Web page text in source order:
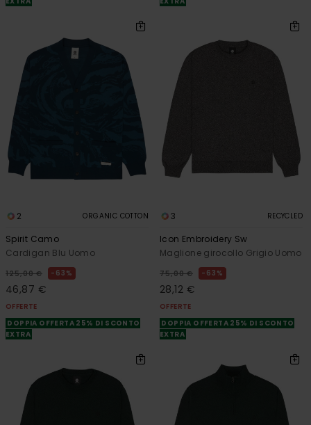
2 ORGANIC COTTON
Spirit Camo
Cardigan Blu Uomo
125,00 € 63%
46,87 €
OFFERTE
DOPPIA OFFERTA 25% DI SCONTO
EXTRA
3 RECYCLED
Icon Embroidery Sw
Maglione girocollo Grigio Uomo
75,00 € 63%
28,12 €
OFFERTE
DOPPIA OFFERTA 25% DI SCONTO
EXTRA